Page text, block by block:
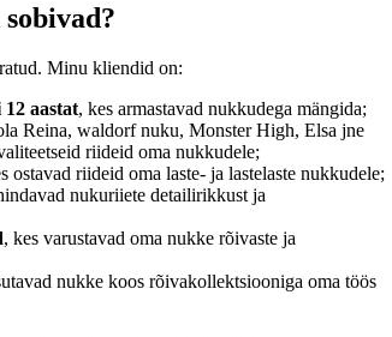
Minu kliendid on:
aastat, kes armastavad nukkudega mängida;
Reina, waldorf nuku, Monster High, Elsa jne
riideid oma nukkudele;
ostavad riideid oma laste- ja lastelaste nukkudele;
nukuriiete detailirikkust ja
, kes varustavad oma nukke rõivaste ja
nukke koos rõivakollektsiooniga oma töös